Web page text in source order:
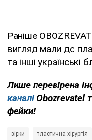
Раніше
вигляд мали до
та інші українські
Лише перевірена
каналі Obozrevatel
фейки!
зірки пластична хірургія